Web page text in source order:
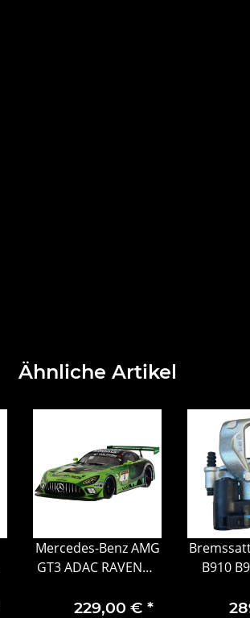
Ähnliche Artikel
Mercedes-Benz AMG
GT3 ADAC RAVENOL
2024 C190
229,00 € *
B910